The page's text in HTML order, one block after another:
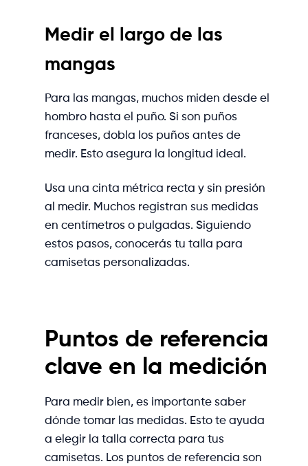
Medir el largo de las
mangas
Para las mangas, muchos miden desde el
hombro hasta el puño. Si son puños
franceses, dobla los puños antes de
medir. Esto asegura la longitud ideal.
Usa una cinta métrica recta y sin presión
al medir. Muchos registran sus medidas
en centímetros o pulgadas. Siguiendo
estos pasos, conocerás tu talla para
camisetas personalizadas.
Puntos de referencia
clave en la medición
Para medir bien, es importante saber
dónde tomar las medidas. Esto te ayuda
a elegir la talla correcta para tus
camisetas. Los puntos de referencia son